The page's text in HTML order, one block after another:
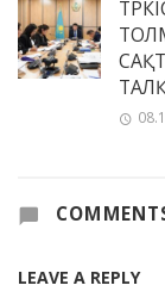
LEAVE A REPLY